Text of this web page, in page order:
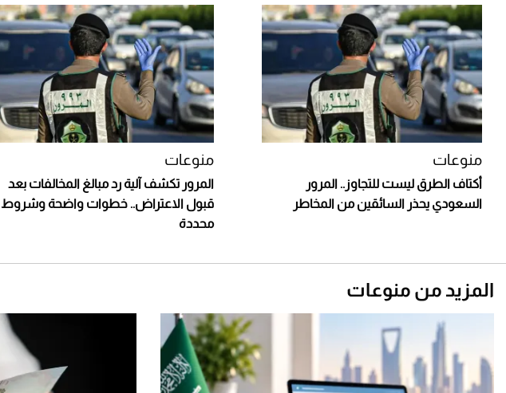
منوعات
أكتاف الطرق ليست للتجاوز.. المرور
السعودي يحذر السائقين من المخاطر
منوعات
المرور تكشف آلية رد مبالغ المخالفات بعد
قبول الاعتراض.. خطوات واضحة وشروط
محددة
المزيد من منوعات